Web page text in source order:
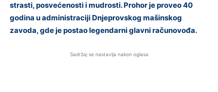
strasti, posvećenosti i mudrosti. Prohor je proveo 40
godina u administraciji Dnjeprovskog mašinskog
zavoda, gde je postao legendarni glavni računovođa.
Sadržaj se nastavlja nakon oglasa